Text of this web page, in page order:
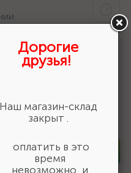
пистолет для
шт
Дорогие
друзья!
Наш магазин-склад
закрыт .
оплатить в это
время
невозможно, и